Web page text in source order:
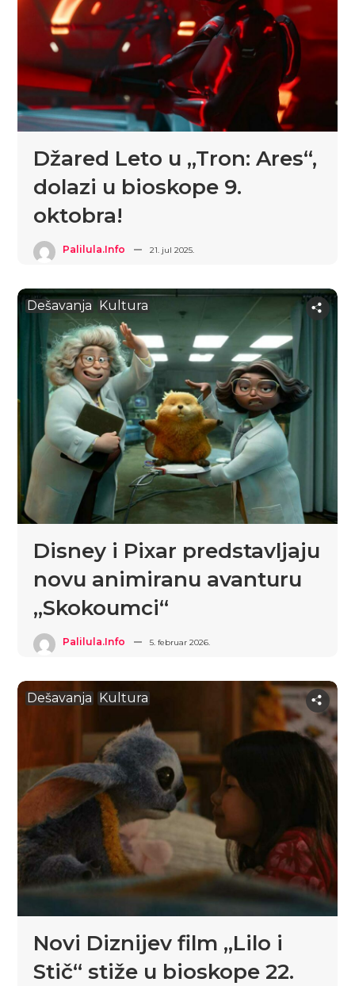
Džared Leto u „Tron: Ares“,
dolazi u bioskope 9.
oktobra!
Palilula.info 21. jul 2025.
Dešavanja Kultura
Disney i Pixar predstavljaju
novu animiranu avanturu
„Skokoumci“
Palilula.info 5. februar 2026.
Dešavanja Kultura
Novi Diznijev film „Lilo i
Stič“ stiže u bioskope 22.